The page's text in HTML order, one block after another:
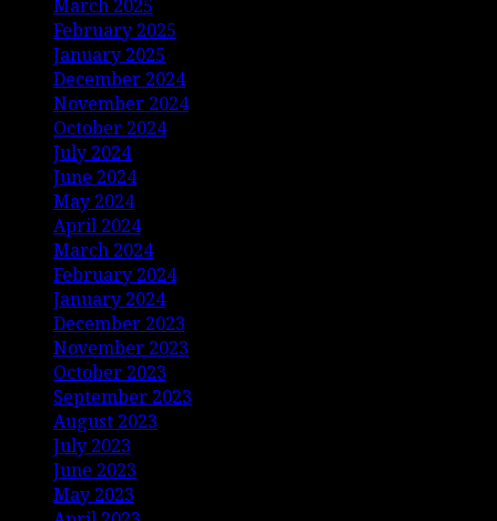
March 2025
February 2025
January 2025
December 2024
November 2024
October 2024
July 2024
June 2024
May 2024
April 2024
March 2024
February 2024
January 2024
December 2023
November 2023
October 2023
September 2023
August 2023
July 2023
June 2023
May 2023